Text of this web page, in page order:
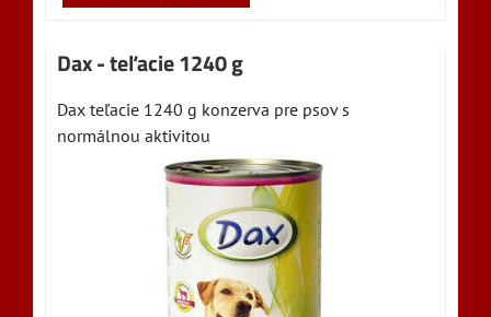
Dax - teľacie 1240 g
Dax teľacie 1240 g konzerva pre psov s
normálnou aktivitou